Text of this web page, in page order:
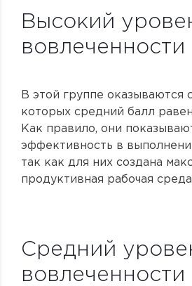
Высокий
вовлеченности
В этой группе оказываются
которых средний балл равен
Как правило, они
эффективность в
так как для них создана
продуктивная рабочая
Средний
вовлеченности